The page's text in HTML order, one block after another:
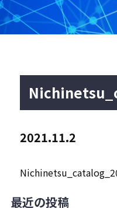
最近の投稿
2021.11.2